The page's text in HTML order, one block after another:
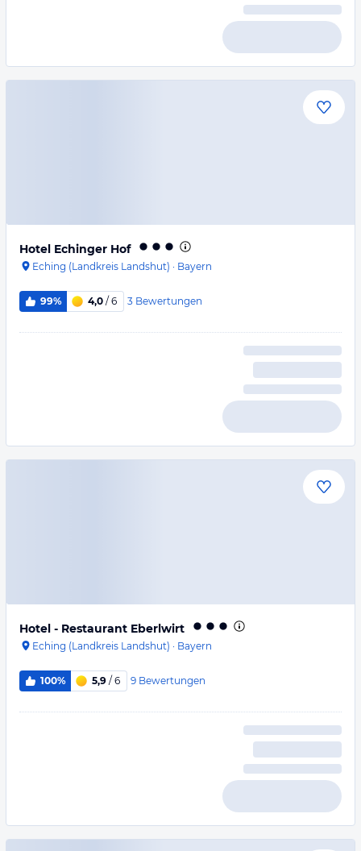
Hotel Echinger Hof
Eching (Landkreis Landshut) · Bayern
99% 4,0 / 6 3 Bewertungen
Hotel - Restaurant Eberlwirt
Eching (Landkreis Landshut) · Bayern
100% 5,9 / 6 9 Bewertungen